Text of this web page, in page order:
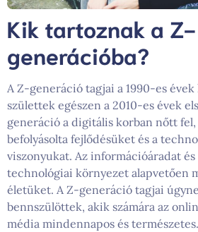
Kik tartoznak a Z-
generációba?
A Z-generáció tagjai a 1990-es
születtek egészen a 2010-es évek
generáció a digitális korban nőtt fel,
befolyásolta fejlődésüket és a
viszonyukat. Az információáradat és
technológiai környezet alapvetően
életüket. A Z-generáció tagjai
bennszülöttek, akik számára az
média mindennapos és természetes.